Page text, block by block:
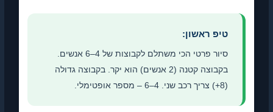
טיפ ראשון:
סיור פרטי הכי משתלם לקבוצות של 4–6 אנשים.
בקבוצה קטנה (2 אנשים) הוא יקר. בקבוצה גדולה